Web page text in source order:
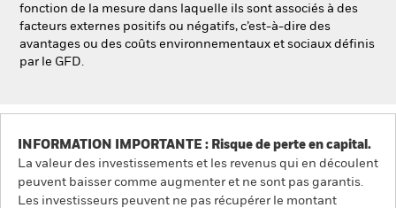
fonction de la mesure dans laquelle ils sont associés à des
facteurs externes positifs ou négatifs, c’est-à-dire des
avantages ou des coûts environnementaux et sociaux définis
par le GFD.
INFORMATION IMPORTANTE : Risque de perte en capital.
La valeur des investissements et les revenus qui en découlent
peuvent baisser comme augmenter et ne sont pas garantis.
Les investisseurs peuvent ne pas récupérer le montant